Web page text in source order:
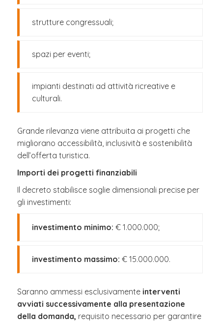
strutture congressuali;
spazi per eventi;
impianti destinati ad attività ricreative e
culturali.
Grande rilevanza viene attribuita ai progetti che
migliorano accessibilità, inclusività e sostenibilità
dell’offerta turistica.
Importi dei progetti finanziabili
Il decreto stabilisce soglie dimensionali precise per
gli investimenti:
investimento minimo: € 1.000.000;
investimento massimo: € 15.000.000.
Saranno ammessi esclusivamente interventi
avviati successivamente alla presentazione
della domanda, requisito necessario per garantire